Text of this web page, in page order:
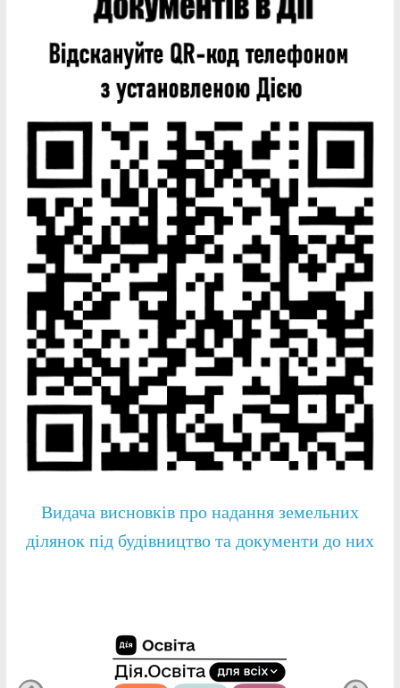
Видача висновків про надання земельних
ділянок під будівництво та документи до них